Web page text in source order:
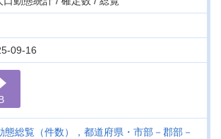
09-16
態総覧（件数），都道府県・市部－郡部－